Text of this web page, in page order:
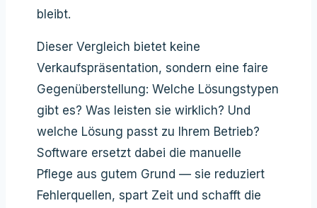
bleibt.
Dieser Vergleich bietet keine
Verkaufspräsentation, sondern eine faire
Gegenüberstellung: Welche Lösungstypen
gibt es? Was leisten sie wirklich? Und
welche Lösung passt zu Ihrem Betrieb?
Software ersetzt dabei die manuelle
Pflege aus gutem Grund — sie reduziert
Fehlerquellen, spart Zeit und schafft die